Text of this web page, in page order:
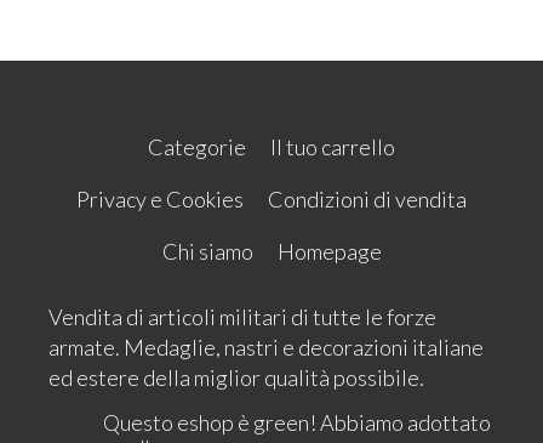
Categorie
Il tuo carrello
Privacy e Cookies
Condizioni di vendita
Chi siamo
Homepage
Vendita di articoli militari di tutte le forze
armate. Medaglie, nastri e decorazioni italiane
ed estere della miglior qualità possibile.
Questo eshop è green! Abbiamo adottato